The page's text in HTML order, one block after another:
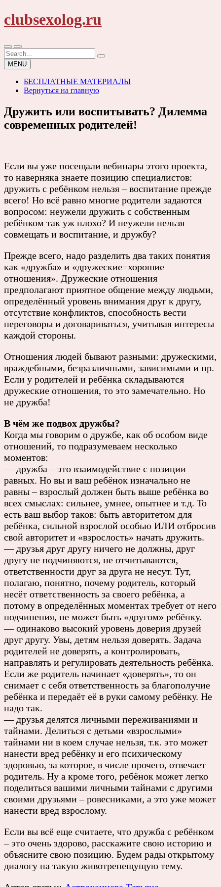
Skip
to
clubsexolog.ru
Search
for:MENU
БЕСПЛАТНЫЕ МАТЕРИАЛЫ
Вернуться на главную
Дружить или воспитывать? Дилемма
современных родителей!
Если вы уже посещали вебинары этого проекта,
то наверняка знаете позицию специалистов:
дружить с ребёнком нельзя – воспитание прежде
всего! Но всё равно многие родители задаются
вопросом: неужели дружить с собственным
ребёнком так уж плохо? И неужели нельзя
совмещать и воспитание, и дружбу?
Прежде всего, надо разделить два таких понятия
как «дружба» и «дружеские=хорошие
отношения». Дружеские отношения
предполагают приятное общение между людьми,
определённый уровень внимания друг к другу,
отсутствие конфликтов, способность вести
переговоры и договариваться, учитывая интересы
каждой стороны.
Отношения людей бывают разными: дружескими,
враждебными, безразличными, зависимыми и пр.
Если у родителей и ребёнка складываются
дружеские отношения, то это замечательно. Но
не дружба!
В чём же подвох дружбы?
Когда мы говорим о дружбе, как об особом виде
отношений, то подразумеваем несколько
моментов:
— дружба – это взаимодействие с позиции
равных. Но вы и ваш ребёнок изначально не
равны – взрослый должен быть выше ребёнка во
всех смыслах: сильнее, умнее, опытнее и т.д. То
есть ваш выбор таков: быть авторитетом для
ребёнка, сильной взрослой особью ИЛИ отбросив
свой авторитет и «взрослость» начать дружить.
— друзья друг другу ничего не должны, друг
другу не подчиняются, не отчитываются,
ответственности друг за друга не несут. Тут,
полагаю, понятно, почему родитель, который
несёт ответственность за своего ребёнка, а
потому в определённых моментах требует от него
подчинения, не может быть «другом» ребёнку.
— одинаково высокий уровень доверия друзей
друг другу. Увы, детям нельзя доверять. Задача
родителей не доверять, а контролировать,
направлять и регулировать деятельность ребёнка.
Если же родитель начинает «доверять», то он
снимает с себя ответственность за благополучие
ребёнка и передаёт её в руки самому ребёнку. Не
надо так.
— друзья делятся личными переживаниями и
тайнами. Делиться с детьми «взрослыми»
тайнами ни в коем случае нельзя, т.к. это может
нанести вред ребёнку и его психическому
здоровью, за которое, в числе прочего, отвечает
родитель. Ну а кроме того, ребёнок может легко
поделиться вашими личными тайнами с другими
своими друзьями – ровесниками, а это уже может
нанести вред взрослому.
Если вы всё еще считаете, что дружба с ребёнком
– это очень здорово, расскажите свою историю и
объясните свою позицию. Будем рады открытому
диалогу на такую животрепещущую тему.